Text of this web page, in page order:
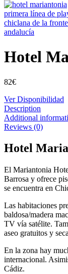
Hotel
82€
Ver Disponibilidad
Description
Additional
Reviews (0)
Hotel
El Mariantonia
Barrosa y ofrece
se encuentra en
Las habitaciones
baldosa/madera
TV vía satélite.
aseo gratuitos y
En la zona hay
internacional.
Cádiz.